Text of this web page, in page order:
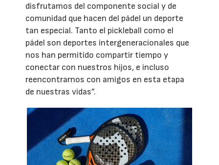
disfrutamos del componente social y de
comunidad que hacen del pádel un deporte
tan especial. Tanto el pickleball como el
pádel son deportes intergeneracionales que
nos han permitido compartir tiempo y
conectar con nuestros hijos, e incluso
reencontrarnos con amigos en esta etapa
de nuestras vidas”.